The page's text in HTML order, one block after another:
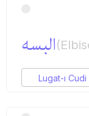
البسه
Lugat-ı Cudi